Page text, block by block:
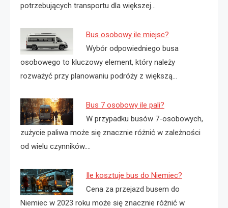
potrzebujących transportu dla większej…
Bus osobowy ile miejsc?
Wybór odpowiedniego busa
osobowego to kluczowy element, który należy
rozważyć przy planowaniu podróży z większą…
Bus 7 osobowy ile pali?
W przypadku busów 7-osobowych,
zużycie paliwa może się znacznie różnić w zależności
od wielu czynników.…
Ile kosztuje bus do Niemiec?
Cena za przejazd busem do
Niemiec w 2023 roku może się znacznie różnić w